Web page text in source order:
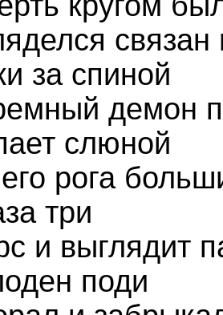
связан
за спиной
демон
слюной
рога
три
и выглядит
поди